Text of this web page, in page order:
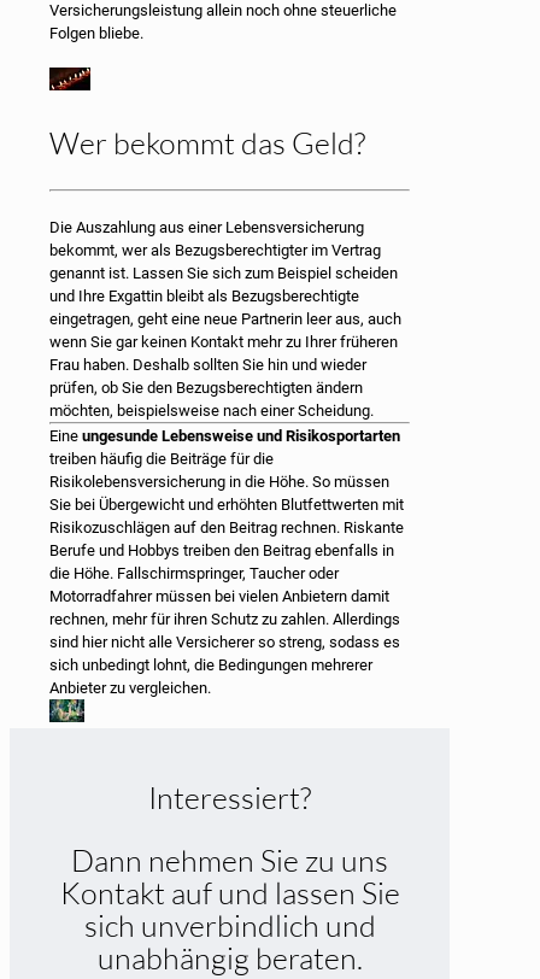
Versicherungsleistung allein noch ohne steuerliche
Folgen bliebe.
Wer bekommt das Geld?
Die Auszahlung aus einer Lebensversicherung
bekommt, wer als Bezugsberechtigter im Vertrag
genannt ist. Lassen Sie sich zum Beispiel scheiden
und Ihre Exgattin bleibt als Bezugsberechtigte
eingetragen, geht eine neue Partnerin leer aus, auch
wenn Sie gar keinen Kontakt mehr zu Ihrer früheren
Frau haben. Deshalb sollten Sie hin und wieder
prüfen, ob Sie den Bezugsberechtigten ändern
möchten, beispielsweise nach einer Scheidung.
Eine ungesunde Lebensweise und Risikosportarten
treiben häufig die Beiträge für die
Risikolebensversicherung in die Höhe. So müssen
Sie bei Übergewicht und erhöhten Blutfettwerten mit
Risikozuschlägen auf den Beitrag rechnen. Riskante
Berufe und Hobbys treiben den Beitrag ebenfalls in
die Höhe. Fallschirmspringer, Taucher oder
Motorradfahrer müssen bei vielen Anbietern damit
rechnen, mehr für ihren Schutz zu zahlen. Allerdings
sind hier nicht alle Versicherer so streng, sodass es
sich unbedingt lohnt, die Bedingungen mehrerer
Anbieter zu vergleichen.
Interessiert?
Dann nehmen Sie zu uns
Kontakt auf und lassen Sie
sich unverbindlich und
unabhängig beraten.